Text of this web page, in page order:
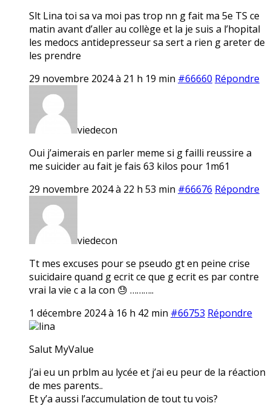
Slt Lina toi sa va moi pas trop nn g fait ma 5e TS ce
matin avant d’aller au collège et la je suis a l’hopital
les medocs antidepresseur sa sert a rien g areter de
les prendre
29 novembre 2024 à 21 h 19 min #66660 Répondre
viedecon
Oui j’aimerais en parler meme si g failli reussire a
me suicider au fait je fais 63 kilos pour 1m61
29 novembre 2024 à 22 h 53 min #66676 Répondre
viedecon
Tt mes excuses pour se pseudo gt en peine crise
suicidaire quand g ecrit ce que g ecrit es par contre
vrai la vie c a la con 😓 ………..
1 décembre 2024 à 16 h 42 min #66753 Répondre
lina
Salut MyValue
j’ai eu un prblm au lycée et j’ai eu peur de la réaction
de mes parents..
Et y’a aussi l’accumulation de tout tu vois?